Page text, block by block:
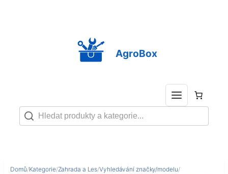
AgroBox
Domů/Kategorie/Zahrada a Les/Vyhledávání značky/modelu/